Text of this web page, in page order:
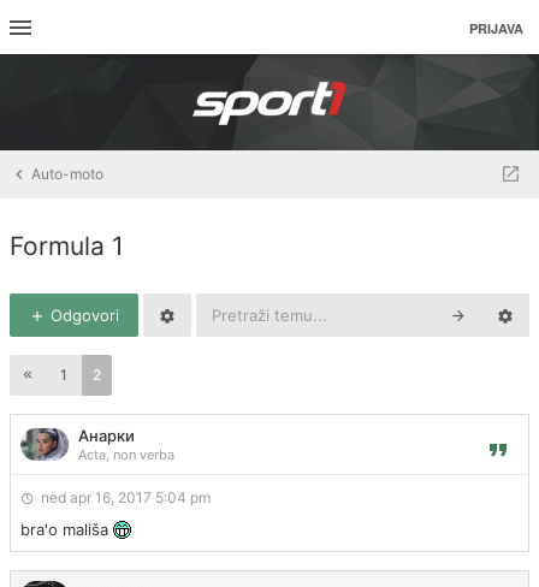
PRIJAVA
Auto-moto
Formula 1
Odgovori
1 2
Анарки
Acta, non verba
ned apr 16, 2017 5:04 pm
bra'o mališa